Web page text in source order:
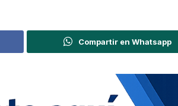
Compartir en Whatsapp